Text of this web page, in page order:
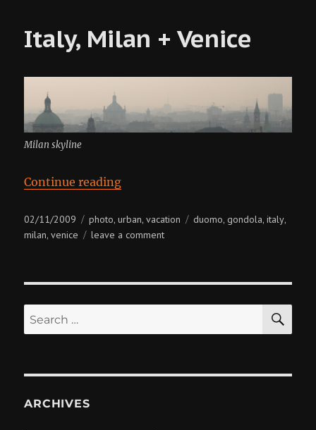
Italy, Milan + Venice
Milan skyline
Continue reading“Italy, Milan + Venice”
Posted
on
02/11/2009 Categories
photo,urban,vacation Tags
duomo,gondola,italy,
milan,venice leave a commenton
+
Search
for:
ARCHIVES